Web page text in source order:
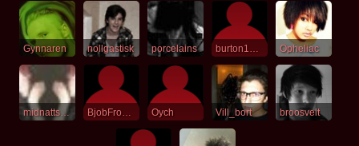
Gynnaren nollgastisk porcelains burton15_5 Opheliac
midnattshund BjobFromCowgirl Oych Vill_bort broosvelt